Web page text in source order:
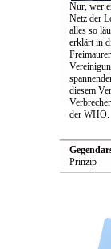
Nur, wer
Netz der
alles so
erklärt in
diesem
der WHO.
Prinzip